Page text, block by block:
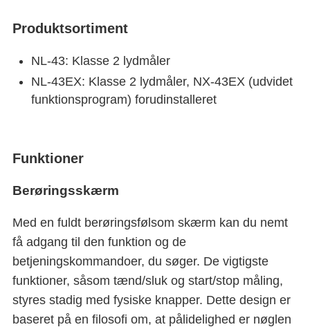
Produktsortiment
NL-43: Klasse 2 lydmåler
NL-43EX: Klasse 2 lydmåler, NX-43EX (udvidet
funktionsprogram) forudinstalleret
Funktioner
Berøringsskærm
Med en fuldt berøringsfølsom skærm kan du nemt
få adgang til den funktion og de
betjeningskommandoer, du søger. De vigtigste
funktioner, såsom tænd/sluk og start/stop måling,
styres stadig med fysiske knapper. Dette design er
baseret på en filosofi om, at pålidelighed er nøglen